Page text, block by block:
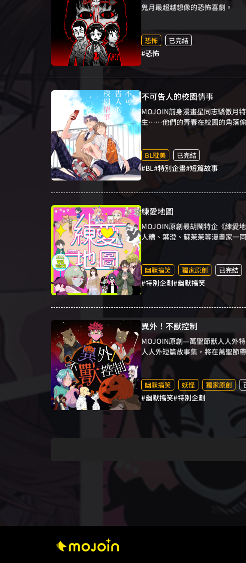
鬼月最超越想像的恐怖喜劇。
恐怖 已完結
#恐怖
不可告人的校園情事
MOJOIN前身漫畫星同志驕傲月
生……他們的青春在校園的角落偷
BL耽美 已完結
#BL#特別企畫#短篇故事
練愛地圖
MOJOIN原創最胡鬧特企《練愛
人糟、葉澄、蘇茉茉等漫畫家一
幽默搞笑 獨家原創 已完結
#特別企劃#幽默搞笑
異外！不獸控制
MOJOIN原創—萬聖節獸人人外
人人外短篇故事集，將在萬聖節
畫推薦，絕對不容錯過！
幽默搞笑 妖怪 獨家原創
#幽默搞笑#特別企劃